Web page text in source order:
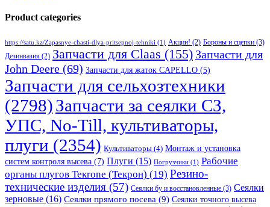
Product categories
https://satu.kz/Zapasnye-chasti-dlya-pritsepnoj-tehniki (1) Акции! (2) Бороны и сцепки (3)
Дезинвазия (2) Запчасти для Claas (155) Запчасти для
John Deere (69) Запчасти для жаток CAPELLO (5)
Запчасти для сельхозтехники
(2798)Запчасти за сеялки СЗ,
УПС, No-Till, культиваторы,
плуги (2354) Культиваторы (4) Монтаж и установка
систем контроля высева (7) Плуги (15) Погрузчики (1) Рабочие
органы плугов Текrоne (Текрон) (19) Резино-
технические изделия (57) Сеялки бу и восстановленные (3) Сеялки
зерновые (16) Сеялки прямого посева (9) Сеялки точного высева